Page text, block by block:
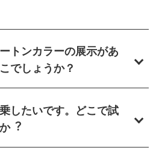
トンカラーの展示があ
でしょうか？
したいです。どこで試
︖